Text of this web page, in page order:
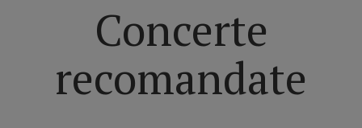
Concerte
recomandate